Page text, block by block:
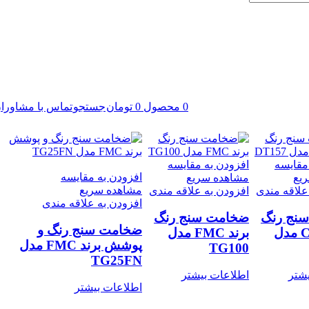
0 محصول 0 تومانجستجوتماس با
مقایسه
علاقه مندی
رنگ
برند CEM مدل
افزودن به مقایسه
مشاهده سریع
افزودن به علاقه مندی
ضخامت سنج رنگ
برند FMC مدل
TG100
اطلاعات بیشتر
افزودن به مقایسه
مشاهده سریع
افزودن به علاقه مندی
ضخامت سنج رنگ و
پوشش برند FMC مدل
TG25FN
اطلاعات بیشتر